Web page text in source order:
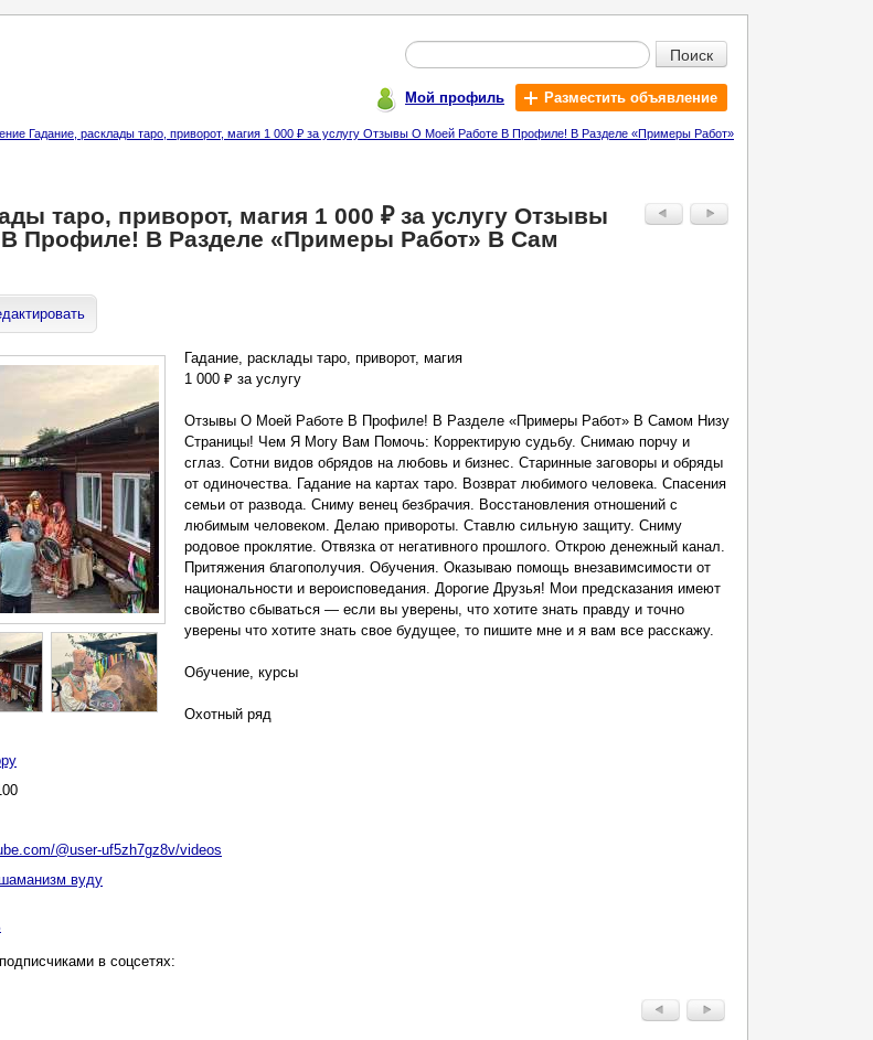
Поиск
Мой профиль Разместить объявление
Гадание, расклады таро, приворот, магия 1 000 ₽ за услугу Отзывы О Моей Работе В Профиле! В Разделе «Примеры Работ»
таро, приворот, магия 1 000 ₽ за услугу Отзывы
Профиле! В Разделе «Примеры Работ» В Сам
Гадание, расклады таро, приворот, магия
1 000 ₽ за услугу
Отзывы О Моей Работе В Профиле! В Разделе «Примеры Работ» В Самом Низу
Страницы! Чем Я Могу Вам Помочь: Корректирую судьбу. Снимаю порчу и
сглаз. Сотни видов обрядов на любовь и бизнес. Старинные заговоры и обряды
от одиночества. Гадание на картах таро. Возврат любимого человека. Спасения
семьи от развода. Сниму венец безбрачия. Восстановления отношений с
любимым человеком. Делаю привороты. Ставлю сильную защиту. Сниму
родовое проклятие. Отвязка от негативного прошлого. Открою денежный канал.
Притяжения благополучия. Обучения. Оказываю помощь внезавимсимости от
национальности и вероисповедания. Дорогие Друзья! Мои предсказания имеют
свойство сбываться — если вы уверены, что хотите знать правду и точно
уверены что хотите знать свое будущее, то пишите мне и я вам все расскажу.
Обучение, курсы
Охотный ряд
@user-uf5zh7gz8v/videos
вуду
в соцсетях: